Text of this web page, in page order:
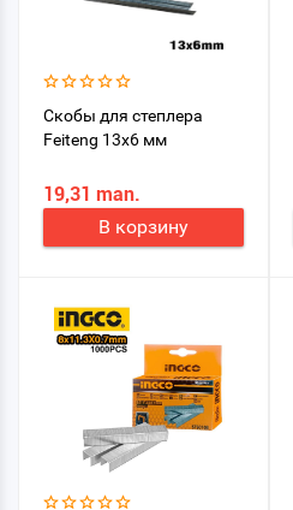
Скобы для степлера
Feiteng 13x6 мм
19,31 man.
В корзину